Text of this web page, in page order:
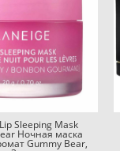
Sleeping Mask
Ночная маска
Gummy Bear,